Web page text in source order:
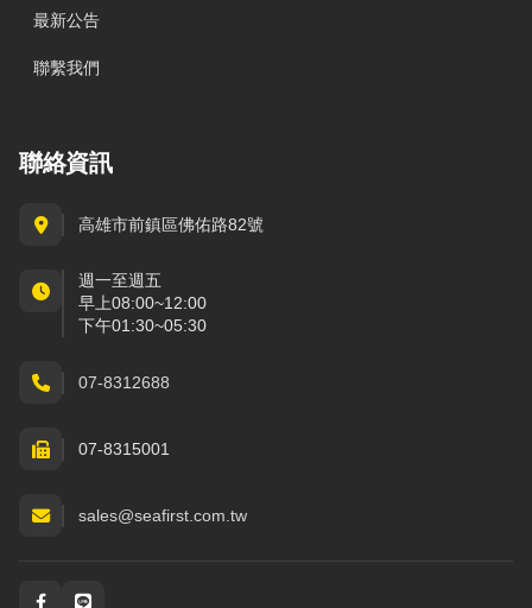
最新公告
聯繫我們
聯絡資訊
高雄市前鎮區佛佑路82號
週一至週五
早上08:00~12:00
下午01:30~05:30
07-8312688
07-8315001
sales@seafirst.com.tw